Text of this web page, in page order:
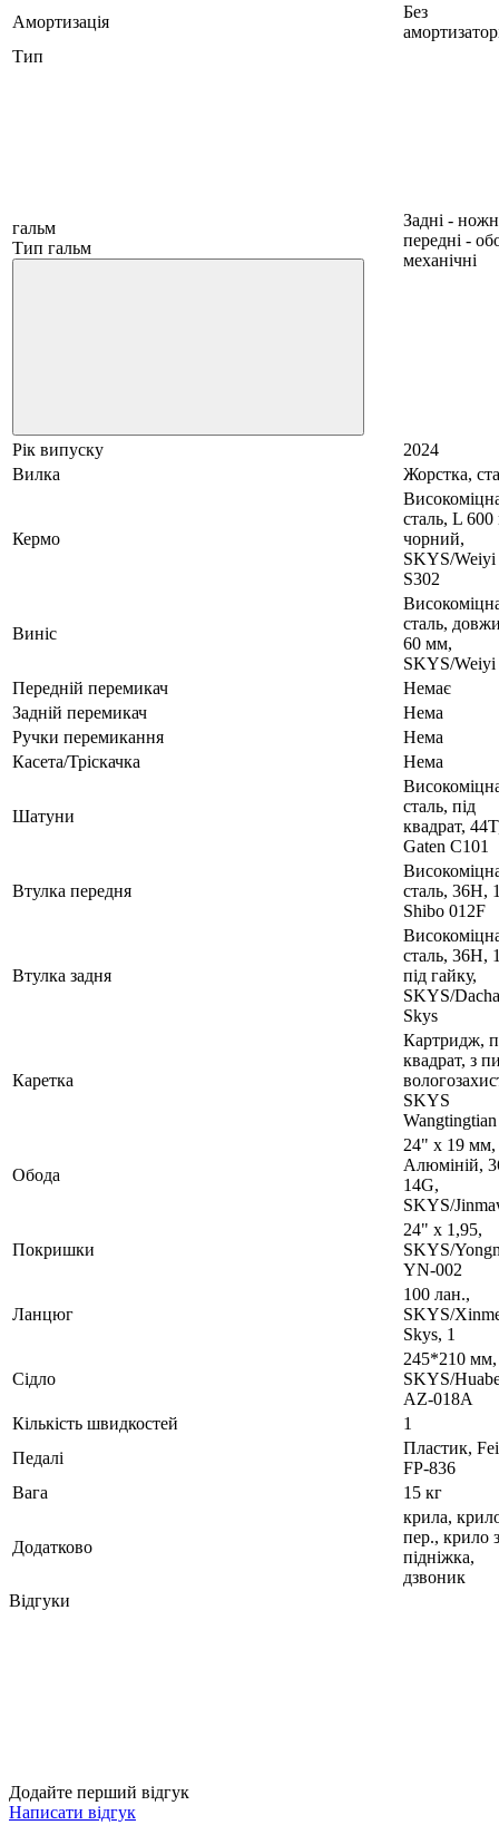
Амортизація
Без
Тип
гальм
Тип гальм
Задні -
передні -
механічні
Рік випуску
2024
Вилка
Жорстка,
Кермо
сталь, L
чорний,
SKYS/
S302
Виніс
сталь,
60 мм,
SKYS/Weiyi
Передній перемикач
Немає
Задній перемикач
Нема
Ручки перемикання
Нема
Касета/Тріскачка
Нема
Шатуни
сталь, під
квадрат,
Gaten C101
Втулка передня
сталь, 36H,
Shibo 012F
Втулка задня
сталь, 36H,
під гайку,
SKYS/
Skys
Каретка
Картридж,
квадрат, з
SKYS
Wangtingtian
Обода
24" х 19 мм,
Алюмiнiй,
14G,
SKYS/
Покришки
24" x 1,95,
SKYS/
YN-002
Ланцюг
100 лан.,
SKYS/
Skys, 1
Сідло
245*210 мм,
SKYS/
AZ-018A
Кількість швидкостей
1
Педалі
Пластик,
FP-836
Вага
15 кг
Додатково
крила,
пер., крило
підніжка,
дзвоник
Відгуки
Додайте перший відгук
Написати відгук